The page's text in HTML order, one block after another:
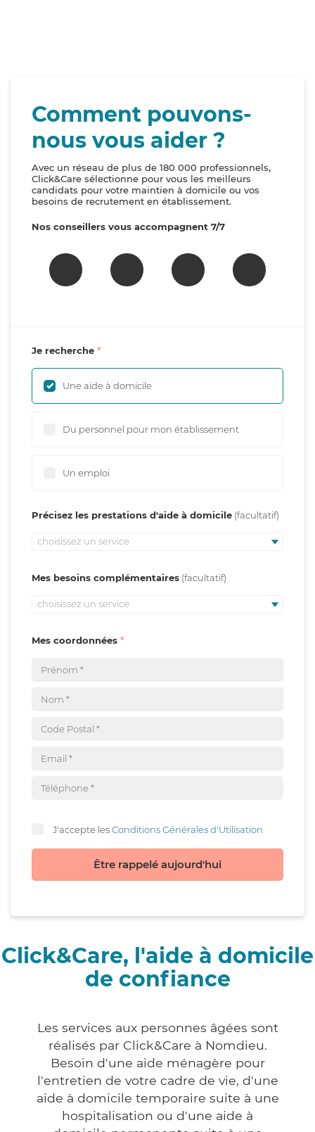
Comment pouvons-
nous vous aider ?
Avec un réseau de plus de 180 000 professionnels,
Click&Care sélectionne pour vous les meilleurs
candidats pour votre maintien à domicile ou vos
besoins de recrutement en établissement.
Nos conseillers vous accompagnent 7/7
Je recherche
Une aide à domicile
Du personnel pour mon établissement
Un emploi
Précisez les prestations d'aide à domicile
choisissez un service
Mes besoins complémentaires
choisissez un service
Mes coordonnées
J'accepte lesConditions Générales d'Utilisation
Être rappelé aujourd'hui
Click&Care, l'aide à domicile
de confiance
Les services aux personnes âgées sont
réalisés par Click&Care à Nomdieu.
Besoin d'une aide ménagère pour
l'entretien de votre cadre de vie, d'une
aide à domicile temporaire suite à une
hospitalisation ou d'une aide à